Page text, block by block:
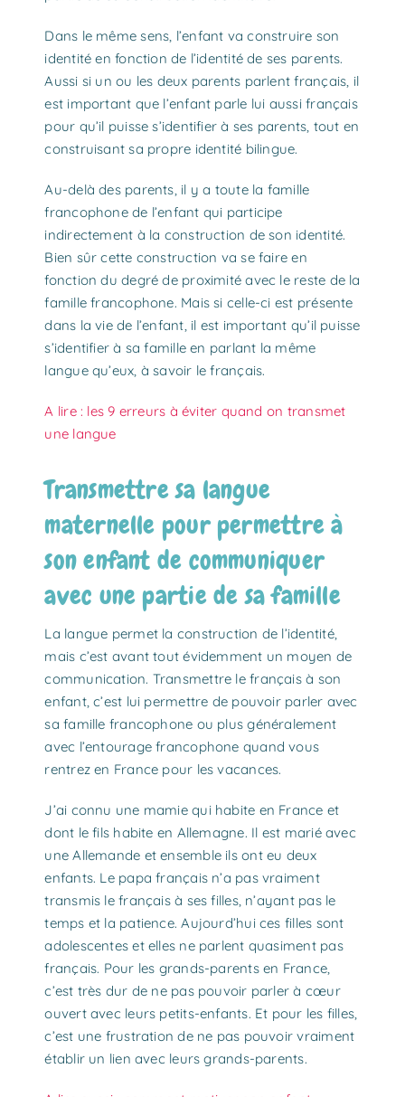
Dans le même sens, l’enfant va construire son
identité en fonction de l’identité de ses parents.
Aussi si un ou les deux parents parlent français, il
est important que l’enfant parle lui aussi français
pour qu’il puisse s’identifier à ses parents, tout en
construisant sa propre identité bilingue.
Au-delà des parents, il y a toute la famille
francophone de l’enfant qui participe
indirectement à la construction de son identité.
Bien sûr cette construction va se faire en
fonction du degré de proximité avec le reste de la
famille francophone. Mais si celle-ci est présente
dans la vie de l’enfant, il est important qu’il puisse
s’identifier à sa famille en parlant la même
langue qu’eux, à savoir le français.
A lire : les 9 erreurs à éviter quand on transmet
une langue
Transmettre sa langue
maternelle pour permettre à
son enfant de communiquer
avec une partie de sa famille
La langue permet la construction de l’identité,
mais c’est avant tout évidemment un moyen de
communication. Transmettre le français à son
enfant, c’est lui permettre de pouvoir parler avec
sa famille francophone ou plus généralement
avec l’entourage francophone quand vous
rentrez en France pour les vacances.
J’ai connu une mamie qui habite en France et
dont le fils habite en Allemagne. Il est marié avec
une Allemande et ensemble ils ont eu deux
enfants. Le papa français n’a pas vraiment
transmis le français à ses filles, n’ayant pas le
temps et la patience. Aujourd’hui ces filles sont
adolescentes et elles ne parlent quasiment pas
français. Pour les grands-parents en France,
c’est très dur de ne pas pouvoir parler à cœur
ouvert avec leurs petits-enfants. Et pour les filles,
c’est une frustration de ne pas pouvoir vraiment
établir un lien avec leurs grands-parents.